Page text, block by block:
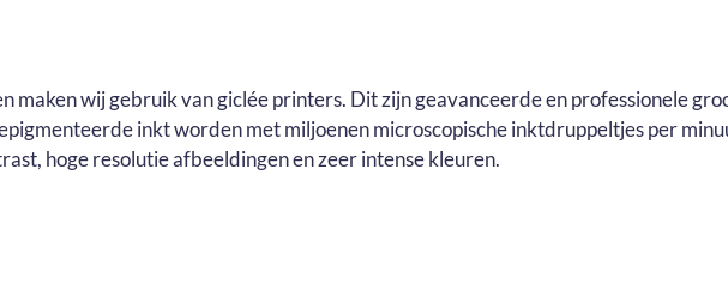
maken wij gebruik van giclée printers. Dit zijn geavanceerde en professionele
inkt worden met miljoenen microscopische inktdruppeltjes per
hoge resolutie afbeeldingen en zeer intense kleuren.